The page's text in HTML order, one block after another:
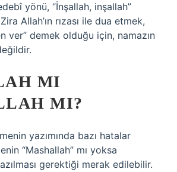
yönü, “İnşallah, inşallah”
Allah’ın rızası ile dua etmek,
ver” demek olduğu için, namazın
MI
MI?
yazımında bazı hatalar
“Mashallah” mı yoksa
gerektiği merak edilebilir.